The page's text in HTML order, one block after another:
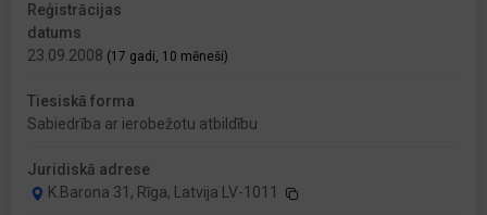
Reģistrācijas
datums
23.09.2008 (17 gadi, 10 mēneši)
Tiesiskā forma
Sabiedrība ar ierobežotu atbildību
Juridiskā adrese
K.Barona 31, Rīga, Latvija LV-1011